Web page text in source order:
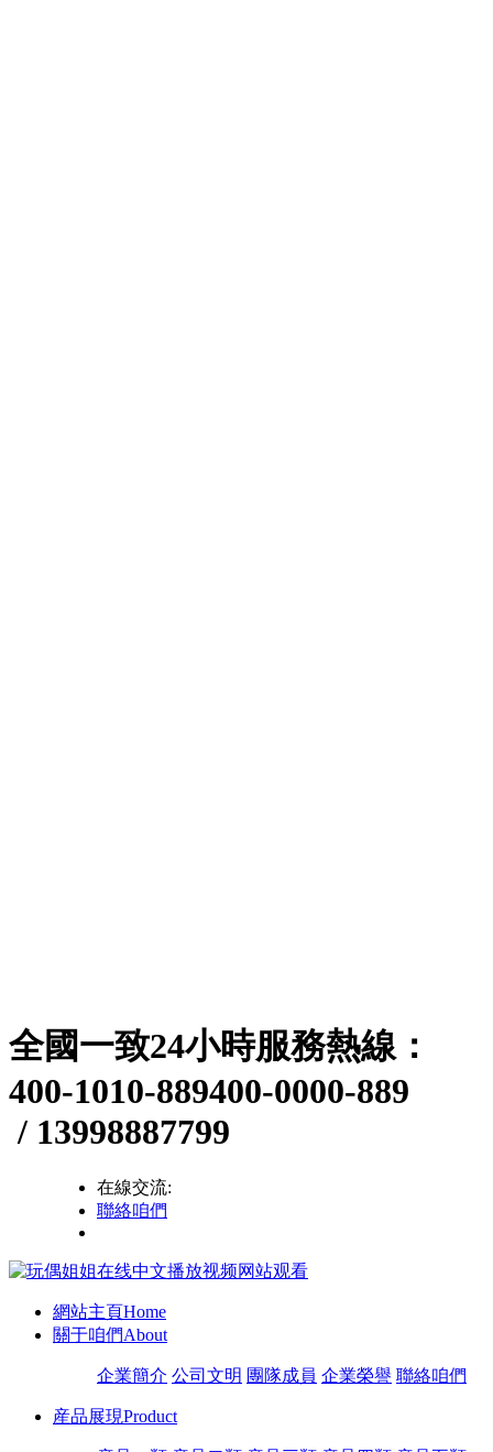
全國一致24小時服務熱線：
400-1010-889400-0000-889
/ 13998887799
在線交流:
聯絡咱們
網站主頁Home
關于咱們About
企業簡介 公司文明 團隊成員 企業榮譽 聯絡咱們
産品展現Product